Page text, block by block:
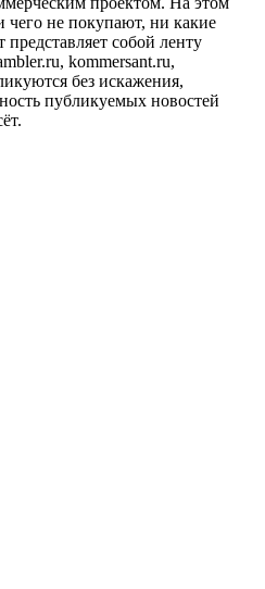
чего не покупают, ни какие
собой ленту
kommersant.ru,
без искажения,
публикуемых новостей